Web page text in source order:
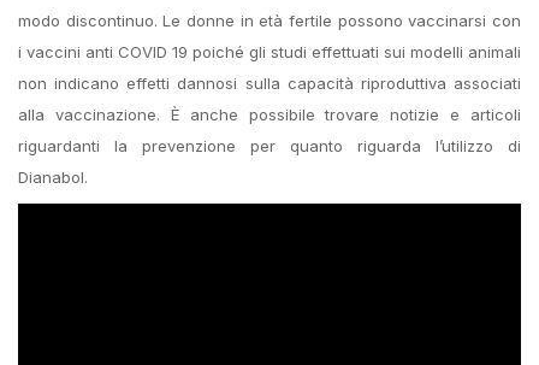
modo discontinuo. Le donne in età fertile possono vaccinarsi con
i vaccini anti COVID 19 poiché gli studi effettuati sui modelli animali
non indicano effetti dannosi sulla capacità riproduttiva associati
alla vaccinazione. È anche possibile trovare notizie e articoli
riguardanti la prevenzione per quanto riguarda l’utilizzo di
Dianabol.